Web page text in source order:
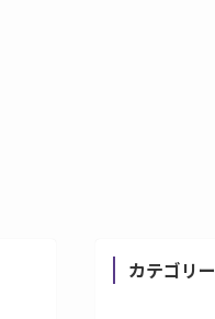
カテゴリー